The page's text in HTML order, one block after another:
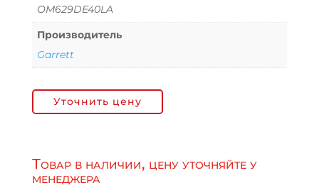
OM629DE40LA
Производитель
Garrett
Уточнить цену
Товар в наличии, цену уточняйте у
менеджера